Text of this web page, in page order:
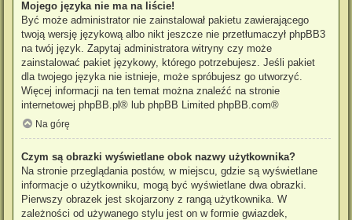
Mojego języka nie ma na liście!
Być może administrator nie zainstalował pakietu zawierającego
twoją wersję językową albo nikt jeszcze nie przetłumaczył phpBB3
na twój język. Zapytaj administratora witryny czy może
zainstalować pakiet językowy, którego potrzebujesz. Jeśli pakiet
dla twojego języka nie istnieje, może spróbujesz go utworzyć.
Więcej informacji na ten temat można znaleźć na stronie
internetowej phpBB.pl ® lub phpBB Limited phpBB.com®
Na górę
Czym są obrazki wyświetlane obok nazwy użytkownika?
Na stronie przeglądania postów, w miejscu, gdzie są wyświetlane
informacje o użytkowniku, mogą być wyświetlane dwa obrazki.
Pierwszy obrazek jest skojarzony z rangą użytkownika. W
zależności od używanego stylu jest on w formie gwiazdek,